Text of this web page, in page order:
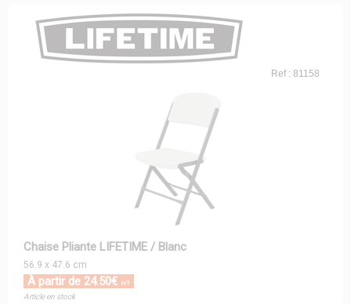
Ref : 81158
Chaise Pliante LIFETIME / Blanc
56.9 x 47.6 cm
À partir de 24.50€ HT
Article en stock